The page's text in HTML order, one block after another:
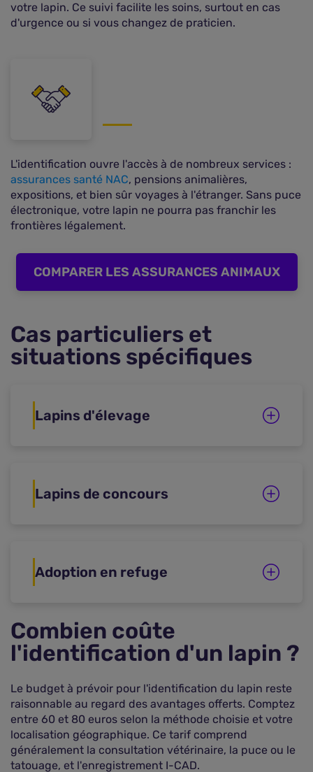
votre lapin. Ce suivi facilite les soins, surtout en cas
d'urgence ou si vous changez de praticien.
L'identification ouvre l'accès à de nombreux services :
assurances santé NAC, pensions animalières,
expositions, et bien sûr voyages à l'étranger. Sans puce
électronique, votre lapin ne pourra pas franchir les
frontières légalement.
COMPARER LES ASSURANCES ANIMAUX
Cas particuliers et
situations spécifiques
Lapins d'élevage
Lapins de concours
Adoption en refuge
Combien coûte
l'identification d'un lapin ?
Le budget à prévoir pour l'identification du lapin reste
raisonnable au regard des avantages offerts. Comptez
entre 60 et 80 euros selon la méthode choisie et votre
localisation géographique. Ce tarif comprend
généralement la consultation vétérinaire, la puce ou le
tatouage, et l'enregistrement I-CAD.